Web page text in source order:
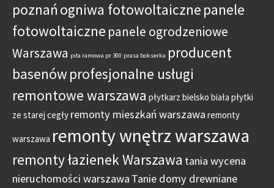
poznań ogniwa fotowoltaiczne panele
fotowoltaiczne panele ogrodzeniowe
Warszawa piła ramowa pr 300 prasa bokserka producent
basenów profesjonalne usługi
remontowe warszawa płytkarz bielsko biała płytki
ze starej cegły remonty mieszkań warszawa remonty
warszawa remonty wnętrz warszawa
remonty łazienek Warszawa tania wycena
nieruchomości warszawa Tanie domy drewniane